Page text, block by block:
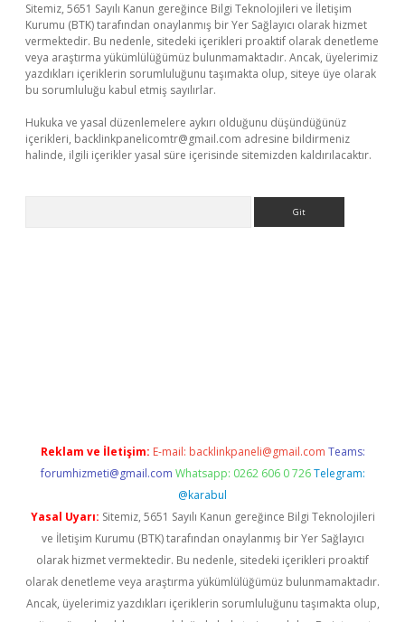
Sitemiz, 5651 Sayılı Kanun gereğince Bilgi Teknolojileri ve İletişim
Kurumu (BTK) tarafından onaylanmış bir Yer Sağlayıcı olarak hizmet
vermektedir. Bu nedenle, sitedeki içerikleri proaktif olarak denetleme
veya araştırma yükümlülüğümüz bulunmamaktadır. Ancak, üyelerimiz
yazdıkları içeriklerin sorumluluğunu taşımakta olup, siteye üye olarak
bu sorumluluğu kabul etmiş sayılırlar.
Hukuka ve yasal düzenlemelere aykırı olduğunu düşündüğünüz
içerikleri, backlinkpanelicomtr@gmail.com adresine bildirmeniz
halinde, ilgili içerikler yasal süre içerisinde sitemizden kaldırılacaktır.
Reklam ve İletişim: E-mail: backlinkpaneli@gmail.com Teams:
forumhizmeti@gmail.com Whatsapp: 0262 606 0 726 Telegram:
@karabul
Yasal Uyarı: Sitemiz, 5651 Sayılı Kanun gereğince Bilgi Teknolojileri
ve İletişim Kurumu (BTK) tarafından onaylanmış bir Yer Sağlayıcı
olarak hizmet vermektedir. Bu nedenle, sitedeki içerikleri proaktif
olarak denetleme veya araştırma yükümlülüğümüz bulunmamaktadır.
Ancak, üyelerimiz yazdıkları içeriklerin sorumluluğunu taşımakta olup,